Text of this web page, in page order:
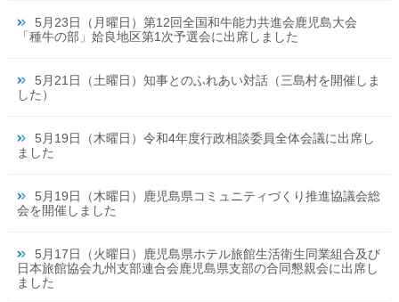
5月23日（月曜日）第12回全国和牛能力共進会鹿児島大会
「種牛の部」姶良地区第1次予選会に出席しました
5月21日（土曜日）知事とのふれあい対話（三島村を開催しま
した）
5月19日（木曜日）令和4年度行政相談委員全体会議に出席し
ました
5月19日（木曜日）鹿児島県コミュニティづくり推進協議会総
会を開催しました
5月17日（火曜日）鹿児島県ホテル旅館生活衛生同業組合及び
日本旅館協会九州支部連合会鹿児島県支部の合同懇親会に出席し
ました